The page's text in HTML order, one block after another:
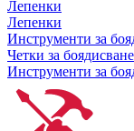
Лепенки
Лепенки
Инструменти за
Четки за боядисване
Инструменти за